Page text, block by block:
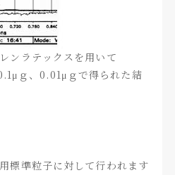
ンラテックスを用いて
ｇ、0.01μｇで得られた結
標準粒子に対して行われます